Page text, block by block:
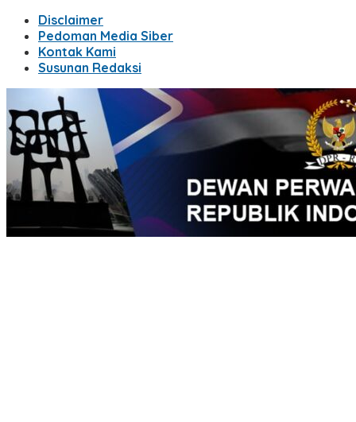
Disclaimer
Pedoman Media Siber
Kontak Kami
Susunan Redaksi